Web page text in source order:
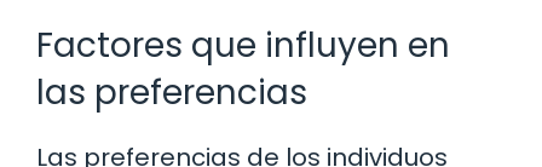
Factores que influyen en
las preferencias
Las preferencias de los individuos